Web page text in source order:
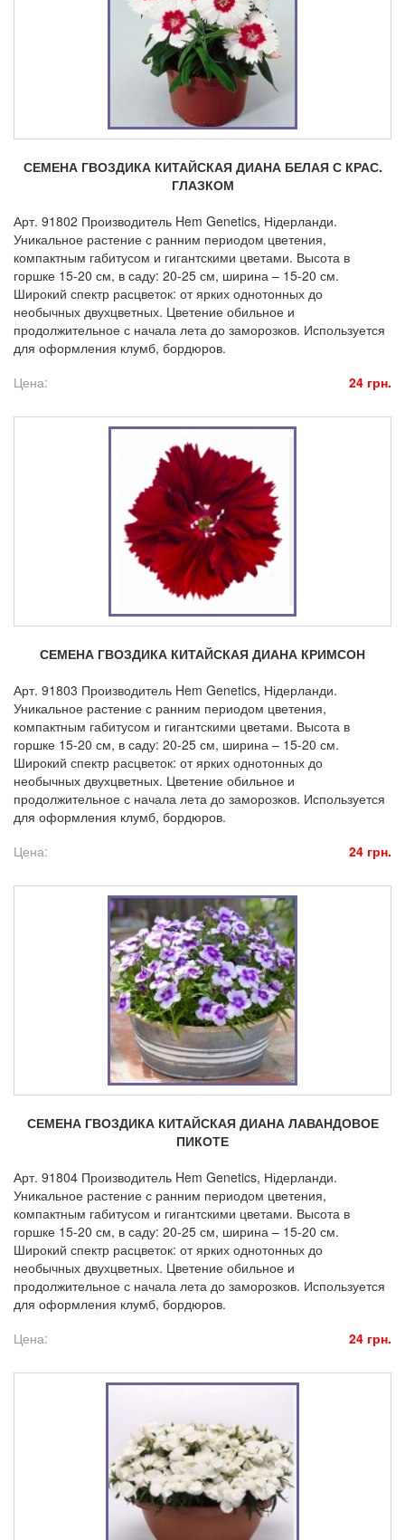
СЕМЕНА ГВОЗДИКА КИТАЙСКАЯ ДИАНА БЕЛАЯ С КРАС.
ГЛАЗКОМ
Арт. 91802 Производитель Hem Genetics, Нідерланди.
Уникальное растение с ранним периодом цветения,
компактным габитусом и гигантскими цветами. Высота в
горшке 15-20 см, в саду: 20-25 см, ширина – 15-20 см.
Широкий спектр расцветок: от ярких однотонных до
необычных двухцветных. Цветение обильное и
продолжительное с начала лета до заморозков. Используется
для оформления клумб, бордюров.
Цена:
24 грн.
СЕМЕНА ГВОЗДИКА КИТАЙСКАЯ ДИАНА КРИМСОН
Арт. 91803 Производитель Hem Genetics, Нідерланди.
Уникальное растение с ранним периодом цветения,
компактным габитусом и гигантскими цветами. Высота в
горшке 15-20 см, в саду: 20-25 см, ширина – 15-20 см.
Широкий спектр расцветок: от ярких однотонных до
необычных двухцветных. Цветение обильное и
продолжительное с начала лета до заморозков. Используется
для оформления клумб, бордюров.
Цена:
24 грн.
СЕМЕНА ГВОЗДИКА КИТАЙСКАЯ ДИАНА ЛАВАНДОВОЕ
ПИКОТЕ
Арт. 91804 Производитель Hem Genetics, Нідерланди.
Уникальное растение с ранним периодом цветения,
компактным габитусом и гигантскими цветами. Высота в
горшке 15-20 см, в саду: 20-25 см, ширина – 15-20 см.
Широкий спектр расцветок: от ярких однотонных до
необычных двухцветных. Цветение обильное и
продолжительное с начала лета до заморозков. Используется
для оформления клумб, бордюров.
Цена:
24 грн.